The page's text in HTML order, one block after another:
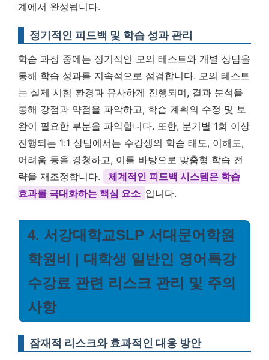
계에서 완성됩니다.
정기적인 피드백 및 학습 성과 관리
학습 과정 중에는 정기적인 모의 테스트와 개별 상담을
통해 학습 성과를 지속적으로 점검합니다. 모의 테스트
는 실제 시험 환경과 유사하게 진행되며, 결과 분석을
통해 강점과 약점을 파악하고, 학습 계획의 수정 및 보
완이 필요한 부분을 파악합니다. 또한, 분기별 1회 이상
진행되는 1:1 상담에서는 수강생의 학습 태도, 이해도,
어려움 등을 경청하고, 이를 바탕으로 맞춤형 학습 전
략을 재조정합니다.
체계적인 피드백 시스템은 학습
효과를 극대화하는 핵심 요소 입니다.
4. 서강대학교SLP 서대문어학원
학원비 | 대학생 일반인 영어특강
수강료 관련 리스크 관리 및 주의
사항
잠재적 리스크와 효과적인 대응 방안